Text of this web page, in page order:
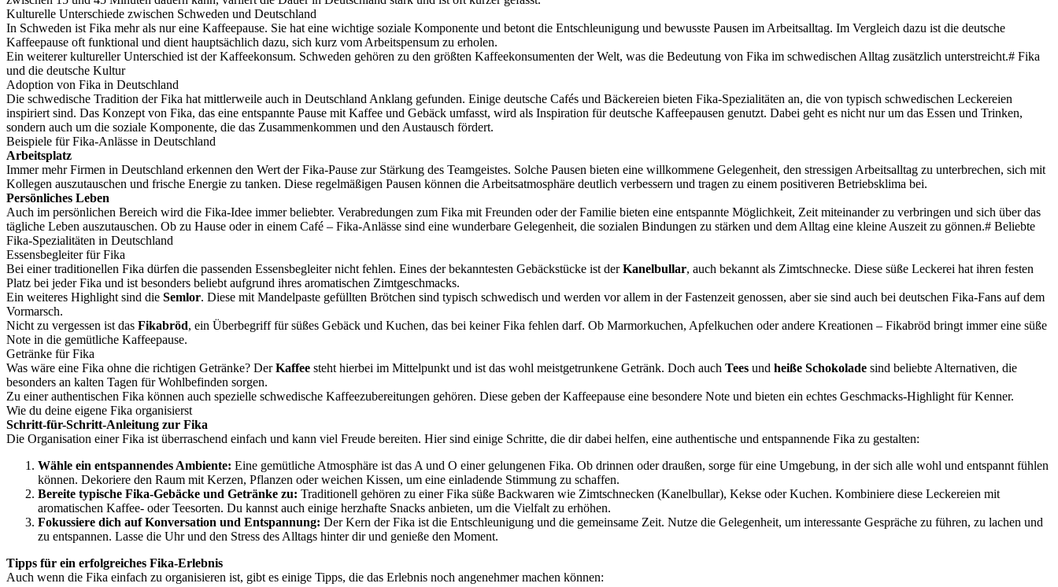
Kulturelle Unterschiede zwischen Schweden und Deutschland
In Schweden ist Fika mehr als nur eine Kaffeepause. Sie hat eine wichtige soziale Komponente und betont die Entschleunigung und bewusste Pausen im Arbeitsalltag. Im Vergleich dazu ist die deutsche
Kaffeepause oft funktional und dient hauptsächlich dazu, sich kurz vom Arbeitspensum zu erholen.
Ein weiterer kultureller Unterschied ist der Kaffeekonsum. Schweden gehören zu den größten Kaffeekonsumenten der Welt, was die Bedeutung von Fika im schwedischen Alltag zusätzlich unterstreicht.# Fika
und die deutsche Kultur
Adoption von Fika in Deutschland
Die schwedische Tradition der Fika hat mittlerweile auch in Deutschland Anklang gefunden. Einige deutsche Cafés und Bäckereien bieten Fika-Spezialitäten an, die von typisch schwedischen Leckereien
inspiriert sind. Das Konzept von Fika, das eine entspannte Pause mit Kaffee und Gebäck umfasst, wird als Inspiration für deutsche Kaffeepausen genutzt. Dabei geht es nicht nur um das Essen und Trinken,
sondern auch um die soziale Komponente, die das Zusammenkommen und den Austausch fördert.
Beispiele für Fika-Anlässe in Deutschland
Arbeitsplatz
Immer mehr Firmen in Deutschland erkennen den Wert der Fika-Pause zur Stärkung des Teamgeistes. Solche Pausen bieten eine willkommene Gelegenheit, den stressigen Arbeitsalltag zu unterbrechen, sich mit
Kollegen auszutauschen und frische Energie zu tanken. Diese regelmäßigen Pausen können die Arbeitsatmosphäre deutlich verbessern und tragen zu einem positiveren Betriebsklima bei.
Persönliches Leben
Auch im persönlichen Bereich wird die Fika-Idee immer beliebter. Verabredungen zum Fika mit Freunden oder der Familie bieten eine entspannte Möglichkeit, Zeit miteinander zu verbringen und sich über das
tägliche Leben auszutauschen. Ob zu Hause oder in einem Café – Fika-Anlässe sind eine wunderbare Gelegenheit, die sozialen Bindungen zu stärken und dem Alltag eine kleine Auszeit zu gönnen.# Beliebte
Fika-Spezialitäten in Deutschland
Essensbegleiter für Fika
Bei einer traditionellen Fika dürfen die passenden Essensbegleiter nicht fehlen. Eines der bekanntesten Gebäckstücke ist derKanelbullar, auch bekannt als Zimtschnecke. Diese süße Leckerei hat ihren festen
Platz bei jeder Fika und ist besonders beliebt aufgrund ihres aromatischen Zimtgeschmacks.
Ein weiteres Highlight sind die Semlor. Diese mit Mandelpaste gefüllten Brötchen sind typisch schwedisch und werden vor allem in der Fastenzeit genossen, aber sie sind auch bei deutschen Fika-Fans auf dem
Vormarsch.
Nicht zu vergessen ist das Fikabröd, ein Überbegriff für süßes Gebäck und Kuchen, das bei keiner Fika fehlen darf. Ob Marmorkuchen, Apfelkuchen oder andere Kreationen – Fikabröd bringt immer eine süße
Note in die gemütliche Kaffeepause.
Getränke für Fika
Was wäre eine Fika ohne die richtigen Getränke? DerKaffee steht hierbei im Mittelpunkt und ist das wohl meistgetrunkene Getränk. Doch auch Tees und heiße Schokolade sind beliebte Alternativen, die
besonders an kalten Tagen für Wohlbefinden sorgen.
Zu einer authentischen Fika können auch spezielle schwedische Kaffeezubereitungen gehören. Diese geben der Kaffeepause eine besondere Note und bieten ein echtes Geschmacks-Highlight für Kenner.
Wie du deine eigene Fika organisierst
Schritt-für-Schritt-Anleitung zur Fika
Die Organisation einer Fika ist überraschend einfach und kann viel Freude bereiten. Hier sind einige Schritte, die dir dabei helfen, eine authentische und entspannende Fika zu gestalten:
Wähle ein entspannendes Ambiente: Eine gemütliche Atmosphäre ist das A und O einer gelungenen Fika. Ob drinnen oder draußen, sorge für eine Umgebung, in der sich alle wohl und entspannt fühlen
können. Dekoriere den Raum mit Kerzen, Pflanzen oder weichen Kissen, um eine einladende Stimmung zu schaffen.
Bereite typische Fika-Gebäcke und Getränke zu: Traditionell gehören zu einer Fika süße Backwaren wie Zimtschnecken (Kanelbullar), Kekse oder Kuchen. Kombiniere diese Leckereien mit
aromatischen Kaffee- oder Teesorten. Du kannst auch einige herzhafte Snacks anbieten, um die Vielfalt zu erhöhen.
Fokussiere dich auf Konversation und Entspannung: Der Kern der Fika ist die Entschleunigung und die gemeinsame Zeit. Nutze die Gelegenheit, um interessante Gespräche zu führen, zu lachen und
zu entspannen. Lasse die Uhr und den Stress des Alltags hinter dir und genieße den Moment.
Tipps für ein erfolgreiches Fika-Erlebnis
Auch wenn die Fika einfach zu organisieren ist, gibt es einige Tipps, die das Erlebnis noch angenehmer machen können: